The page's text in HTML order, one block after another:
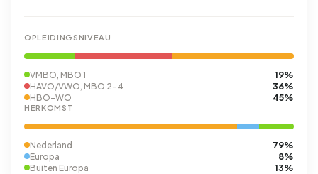
OPLEIDINGSNIVEAU
VMBO, MBO 1 19%
HAVO/VWO, MBO 2-4 36%
HBO-WO 45%
HERKOMST
Nederland 79%
Europa 8%
Buiten Europa 13%